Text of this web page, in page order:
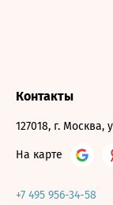
Контакты
127018, г. Москва,
На карте
+7 495 956-34-58